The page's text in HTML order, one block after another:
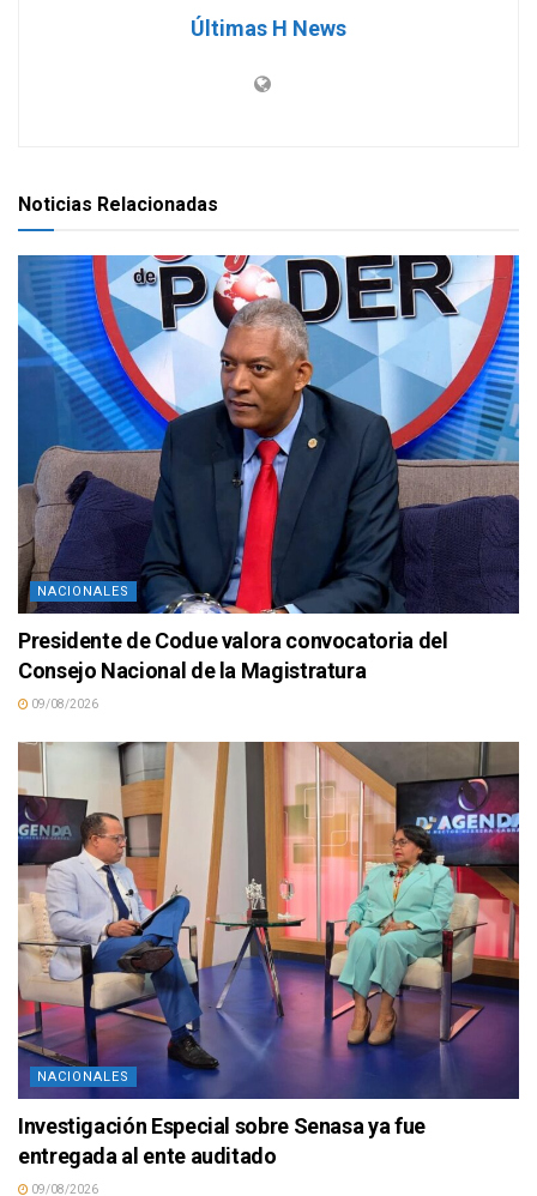
Últimas H News
Noticias Relacionadas
NACIONALES
Presidente de Codue valora convocatoria del
Consejo Nacional de la Magistratura
09/08/2026
NACIONALES
Investigación Especial sobre Senasa ya fue
entregada al ente auditado
09/08/2026